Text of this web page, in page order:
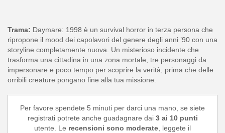
Trama: Daymare: 1998 è un survival horror in terza persona che
ripropone il mood dei capolavori del genere degli anni ’90 con una
storyline completamente nuova. Un misterioso incidente che
trasforma una cittadina in una zona mortale, tre personaggi da
impersonare e poco tempo per scoprire la verità, prima che delle
orribili creature pongano fine alla tua missione.
Per favore spendete 5 minuti per darci una mano, se siete
registrati potrete anche guadagnare dai 3 ai 10 punti
utente. Le recensioni sono moderate, leggete il